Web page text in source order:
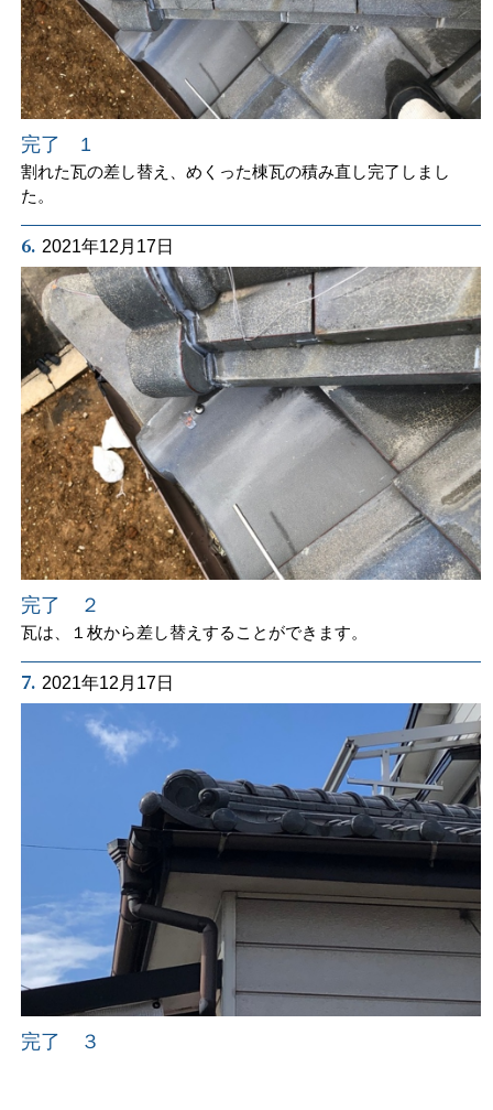
完了 1
割れた瓦の差し替え、めくった棟瓦の積み直し完了しまし
た。
6. 2021年12月17日
完了 ２
瓦は、１枚から差し替えすることができます。
7. 2021年12月17日
完了 ３